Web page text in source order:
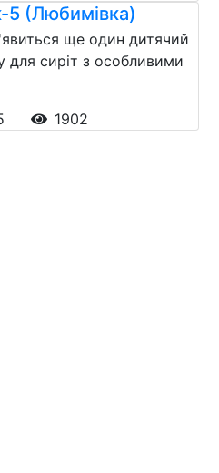
5 (Любимівка)
ще один дитячий
для сиріт з особливими
1902